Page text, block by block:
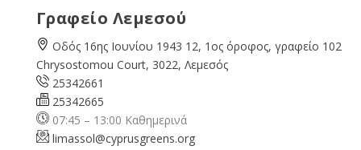
Γραφείο Λεμεσού
Οδός 16ης Ιουνίου 1943 12, 1ος όροφος, γραφείο 102
Chrysostomou Court, 3022, Λεμεσός
25342661
25342665
07:45 – 13:00 Καθημερινά
limassol@cyprusgreens.org